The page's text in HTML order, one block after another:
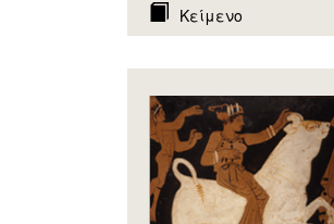
Κείμενο